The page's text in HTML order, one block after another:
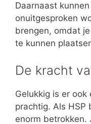
Daarnaast
onuitgesproken
brengen, omdat
te kunnen
De kracht
Gelukkig is er
prachtig. Als HSP
enorm betrokken.